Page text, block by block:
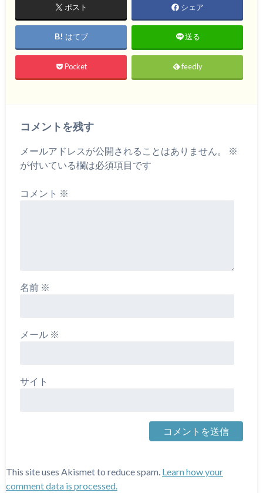
ポスト シェア
はてブ 送る
Pocket feedly
コメントを残す
メールアドレスが公開されることはありません。
※
が付いている欄は必須項目です
コメント ※
名前 ※
メール ※
サイト
This site uses Akismet to reduce spam. Learn how your
comment data is processed.